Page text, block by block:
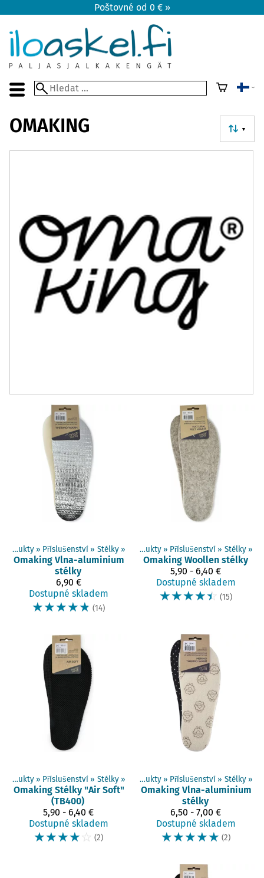
Poštovné od 0 € »
▼
OMAKING
Produkty ‪» Příslušenství ‪» Stélky ‪»
Omaking Vlna-aluminium
stélky
6,90 €
Dostupné skladem
☆☆☆☆☆ (14)
Produkty ‪» Příslušenství ‪» Stélky ‪»
Omaking Woollen stélky
5,90 - 6,40 €
Dostupné skladem
☆☆☆☆☆ (15)
Produkty ‪» Příslušenství ‪» Stélky ‪»
Omaking Stélky "Air Soft"
(TB400)
5,90 - 6,40 €
Dostupné skladem
☆☆☆☆☆ (2)
Produkty ‪» Příslušenství ‪» Stélky ‪»
Omaking Vlna-aluminium
stélky
6,50 - 7,00 €
Dostupné skladem
☆☆☆☆☆ (2)